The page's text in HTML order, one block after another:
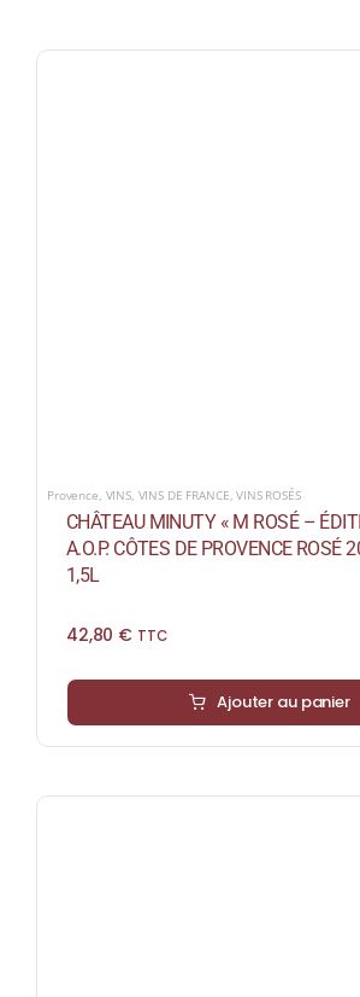
Provence VINS, VINS DE FRANCE ,VINS ROSÉS
CHÂTEAU MINUTY « M ROSÉ –
A.O.P. CÔTES DE PROVENCE ROSÉ
1,5L
42,80 € TTC
Ajouter au panier